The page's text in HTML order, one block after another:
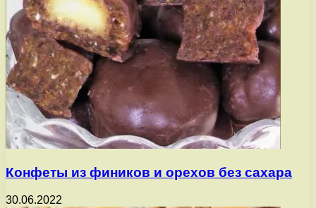
Конфеты из фиников и орехов без сахара
30.06.2022